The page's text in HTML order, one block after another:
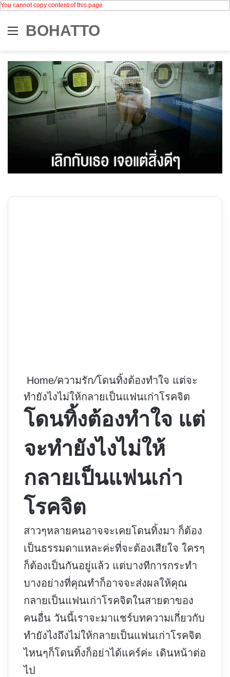
You cannot copy content of this page
Menu
BOHATTO
Home/ความรัก/โดนทิ้งต้องทำใจ แต่จะ
ทำยังไงไม่ให้กลายเป็นแฟนเก่าโรคจิต
โดนทิ้งต้องทำใจ แต่
จะทำยังไงไม่ให้
กลายเป็นแฟนเก่า
โรคจิต
สาวๆหลายคนอาจจะเคยโดนทิ้งมา ก็ต้อง
เป็นธรรมดาแหละค่ะที่จะต้องเสียใจ ใครๆ
ก็ต้องเป็นกันอยู่แล้ว แต่บางทีการกระทำ
บางอย่างที่คุณทำก็อาจจะส่งผลให้คุณ
กลายเป็นแฟนเก่าโรคจิตในสายตาของ
คนอื่น วันนี้เราจะมาแชร์บทความเกี่ยวกับ
ทำยังไงถึงไม่ให้กลายเป็นแฟนเก่าโรคจิต
ไหนๆก็โดนทิ้งก็อย่าได้แคร์ค่ะ เดินหน้าต่อ
ไป